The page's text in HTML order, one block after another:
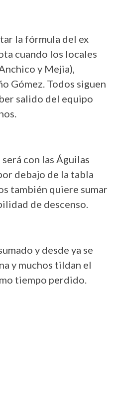
la fórmula del ex
cuando los locales
y Mejia),
Gómez. Todos siguen
salido del equipo
con las Águilas
debajo de la tabla
también quiere sumar
de descenso.
y desde ya se
y muchos tildan el
tiempo perdido.